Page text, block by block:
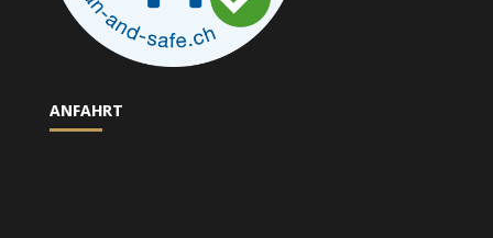
ANFAHRT